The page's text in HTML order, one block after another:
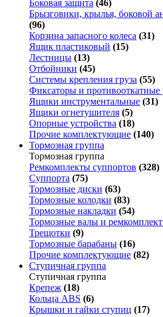
Боковая защита (46)
Брызговики, крылья, боковой
(96)
Корзина запасного колеса (31)
Ящик пластиковый (15)
Лестницы (13)
Отбойники (45)
Системы крепления груза (55)
Фиксаторы и
Ящики инструментальные (31)
Ящики огнетушителя (5)
Опорные устройства (18)
Прочие комплектующие (140)
Тормозная группа
Тормозная группа
Ремкомплекты суппортов (328)
Суппорта (75)
Тормозные диски (63)
Тормозные колодки (83)
Тормозные накладки (54)
Тормозные валы и
Трещотки (9)
Тормозные барабаны (16)
Прочие комплектующие (82)
Ступичная группа
Ступичная группа
Крепеж (18)
Кольца ABS (6)
Крышки и гайки ступиц (17)